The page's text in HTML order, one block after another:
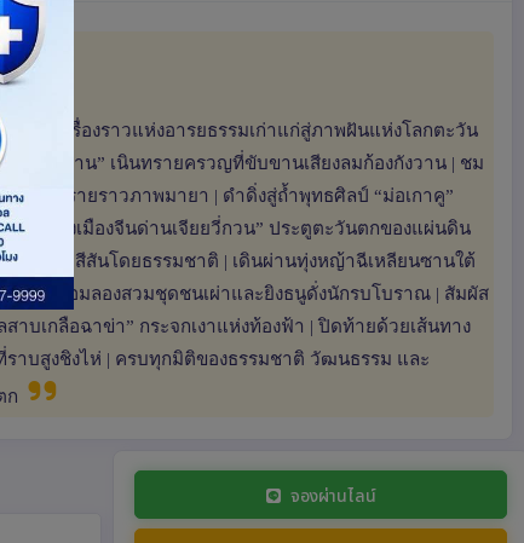
” | ร้อยเรื่องราวแห่งอารยธรรมเก่าแก่สู่ภาพฝันแห่งโลกตะวัน
มิงซาซาน” เนินทรายครวญที่ขับขานเสียงลมก้องกังวาน | ชม
นือผืนทรายราวภาพมายา | ดำดิ่งสู่ถ้ำพุทธศิลป์ “ม่อเกาคู”
กำแพงเมืองจีนด่านเจียยวี่กวน” ประตูตะวันตกของแผ่นดิน
ที่ระบายสีสันโดยธรรมชาติ | เดินผ่านทุ่งหญ้าฉีเหลียนซานใต้
ป่า พร้อมลองสวมชุดชนเผ่าและยิงธนูดั่งนักรบโบราณ | สัมผัส
าบเกลือฉาข่า” กระจกเงาแห่งท้องฟ้า | ปิดท้ายด้วยเส้นทาง
าบสูงชิงไห่ | ครบทุกมิติของธรรมชาติ วัฒนธรรม และ
ก
จองผ่านไลน์